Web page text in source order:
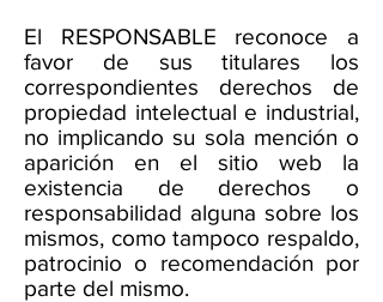
El RESPONSABLE reconoce a
favor de sus titulares los
correspondientes derechos de
propiedad intelectual e industrial,
no implicando su sola mención o
aparición en el sitio web la
existencia de derechos o
responsabilidad alguna sobre los
mismos, como tampoco respaldo,
patrocinio o recomendación por
parte del mismo.